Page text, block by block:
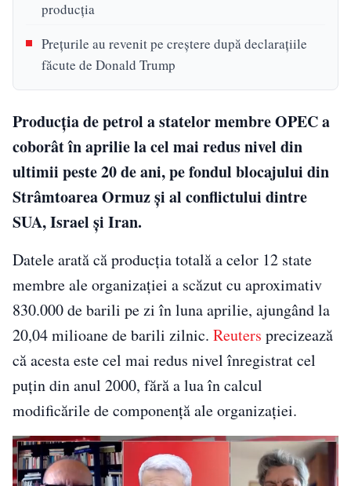
producția
Prețurile au revenit pe creștere după declarațiile
făcute de Donald Trump
Producția de petrol a statelor membre OPEC a
coborât în aprilie la cel mai redus nivel din
ultimii peste 20 de ani, pe fondul blocajului din
Strâmtoarea Ormuz și al conflictului dintre
SUA, Israel și Iran.
Datele arată că producția totală a celor 12 state
membre ale organizației a scăzut cu aproximativ
830.000 de barili pe zi în luna aprilie, ajungând la
20,04 milioane de barili zilnic. Reuters precizează
că acesta este cel mai redus nivel înregistrat cel
puțin din anul 2000, fără a lua în calcul
modificările de componență ale organizației.